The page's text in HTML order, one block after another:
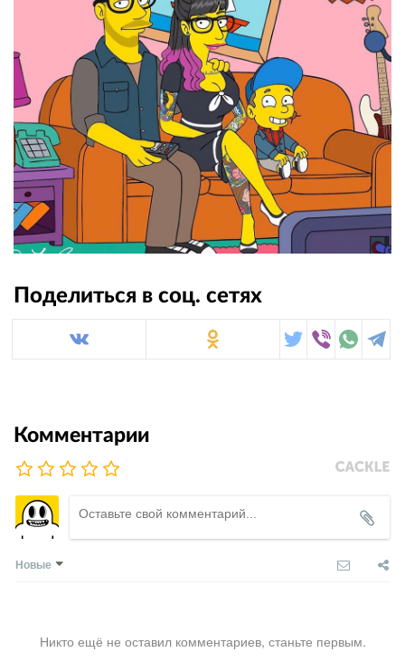
Поделиться в соц. сетях
Комментарии
Новые
Никто ещё не оставил комментариев, станьте первым.